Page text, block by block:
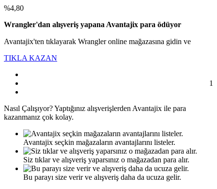
%4,80
Wrangler'dan alışveriş yapana Avantajix para ödüyor
Avantajix'ten tıklayarak Wrangler online mağazasına gidin ve
TIKLA KAZAN
1
Nasıl Çalışıyor?Yaptığınız alışverişlerden Avantajix ile para
kazanmanız çok kolay.
Avantajix seçkin mağazaların avantajlarını listeler.
Siz tıklar ve alışveriş yaparsınız o mağazadan para alır.
Bu parayı size verir ve alışveriş daha da ucuza gelir.